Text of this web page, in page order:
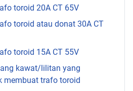
toroid 20A CT 65V
toroid atau donat 30A CT
toroid 15A CT 55V
kawat/lilitan yang
membuat trafo toroid